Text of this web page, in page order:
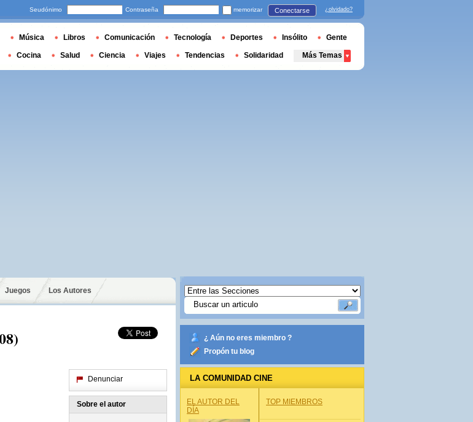
Juegos Los Autores
Denunciar
Sobre el autor
¿ Aún no eres miembro ?
Propón tu blog
LA COMUNIDAD CINE
EL AUTOR DEL
DÍA
TOP MIEMBROS
Seudónimo Contraseña memorizar Conectarse ¿olvidado?
Música Libros Comunicación Tecnología Deportes Insólito Gente
Cocina Salud Ciencia Viajes Tendencias Solidaridad Más Temas